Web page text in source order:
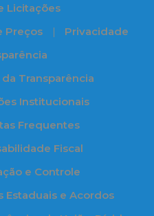
Licitações
Preços
Privacidade
Transparência
Institucionais
Frequentes
Fiscal
e Controle
Estaduais e Acordos